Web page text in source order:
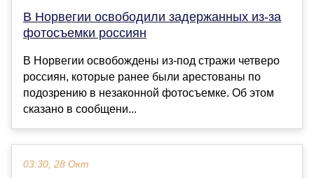
В Норвегии освободили задержанных из-за
фотосъемки россиян
В Норвегии освобождены из-под стражи четверо
россиян, которые ранее были арестованы по
подозрению в незаконной фотосъемке. Об этом
сказано в сообщени...
03:30, 28 Окт